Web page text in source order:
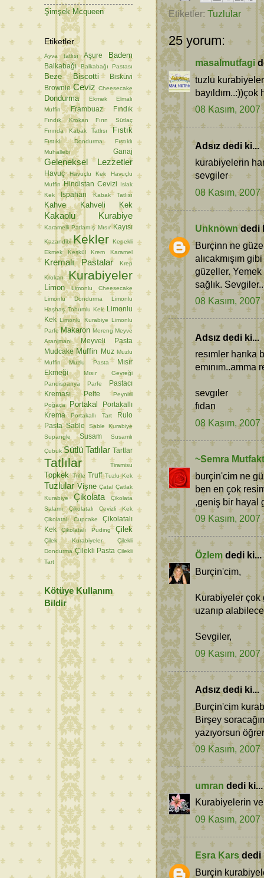
Etiketler: Tuzlular
25 yorum:
masalmutfagi
tuzlu
08 Kasım, 2007
Adsız dedi ki...
kurabiyelerin
sevgiler
08 Kasım, 2007
Unknowndedi
Burçinn ne
alıcakmışım
güzeller. Yemek
sağlık. Sevgiler..
08 Kasım, 2007
Adsız dedi ki...
resımler harıka
emınım..amma
sevgıler
fıdan
08 Kasım, 2007
~Semra
burçin'cim ne
ben en çok
,geniş bir hayal
09 Kasım, 2007
Özlem dedi ki...
Burçin'cim,
Kurabiyeler çok
uzanıp
Sevgiler,
09 Kasım, 2007
Adsız dedi ki...
Burçin'cim
Birşey
yazıyorsun
09 Kasım, 2007
umran dedi ki...
Kurabiyelerin
09 Kasım, 2007
Esra Kars dedi
Burçin
Şimşek Mcqueen
Etiketler
Ayva tatlısı Aşure Badem
Balkabağı Balkabağı Pastası
Beze Biscotti
Bisküvi
Brownie Ceviz Cheesecake
Dondurma Ekmek
Elmalı
Muffin
Frambuaz Fındık
Fındık Krokan
Fırın Sütlaç
Fırında Kabak Tatlısı
Fıstık
Fıstıklı Dondurma
Fıstıklı
Muhallebi
Ganaj
Geleneksel Lezzetler
Havuç Havuçlu Kek
Havuçlu
Muffin Hindistan Cevizi
Islak
Kek
Ispahan Kabak Tatlısı
Kahve Kahveli Kek
Kakaolu Kurabiye
Karamelli Patlamış Mısır Kayısı
Kazandibi Kekler Kepekli
Ekmek
Keşkül Krem Karamel
Kremalı Pastalar Krep
Krokan Kurabiyeler
Limon
Limonlu Cheesecake
Limonlu Dondurma
Limonlu
Haşhaş Tohumlu Kek
Limonlu
Kek Limonlu Kurabiye Limonlu
Parfe Makaron Mereng Meyve
Aranjmanı
Meyveli Pasta
Mudcake Muffin Muz Muzlu
Muffin
Muzlu Pasta
Mısır
Ekmeği
Mısır Gevreği
Pandispanya
Parfe
Pastacı
Kreması
Pelte
Peynirli
Poğaça
Portakal
Portakallı
Krema
Portakallı Tart
Rulo
Pasta Sable
Sable Kurabiye
Supangle
Susam Susamlı
Çubuk Sütlü Tatlılar Tartlar
Tatlılar Tiramisu
Topkek Trifle Truff Tuzlu Kek
Tuzlular Vişne Çatal Çatlak
Kurabiye
Çikolata
Çikolata
Salamı
Çikolatalı Cevizli Kek
Çikolatalı Cupcake
Çikolatalı
Kek
Çikolatalı Puding Çilek
Çilek Kurabiyeler
Çilekli
Dondurma Çilekli Pasta Çilekli
Tart
Kötüye Kullanım
Bildir